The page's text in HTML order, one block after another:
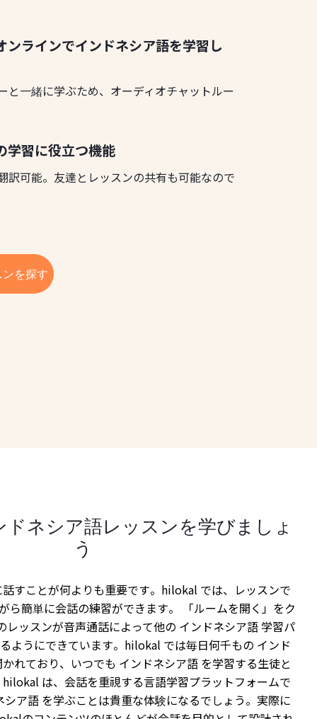
ラインでインドネシア語を学習し
と一緒に学ぶため、オーディオチャットルー
習に役立つ機能
訳可能。友達とレッスンの共有も可能なので
を探す
ネシア語レッスンを学びましょ
う
すことが何よりも重要です。hilokal では、レッスンで
ら簡単に会話の練習ができます。 「ルームを開く」をク
レッスンが音声通話によって他の インドネシア語 学習パ
ようにできています。hilokal では毎日何千もの インド
れており、いつでも インドネシア語 を学習する生徒と
は、会話を重視する言語学習プラットフォームで
ア語 を学ぶことは貴重な体験になるでしょう。実際に